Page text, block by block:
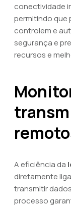
conectividade
permitindo que
controlem e
segurança e
recursos e
A eficiência da
diretamente
transmitir
processo